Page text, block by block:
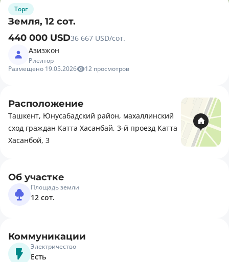
Торг
Земля, 12 сот.
440 000 USD36 667 USD/сот.
Азизжон
Риелтор
Размещено 19.05.2026
12 просмотров
Расположение
Ташкент, Юнусабадский район, махаллинский
сход граждан Катта Хасанбай, 3-й проезд Катта
Хасанбой, 3
Об участке
Площадь земли
12 сот.
Коммуникации
Электричество
Есть